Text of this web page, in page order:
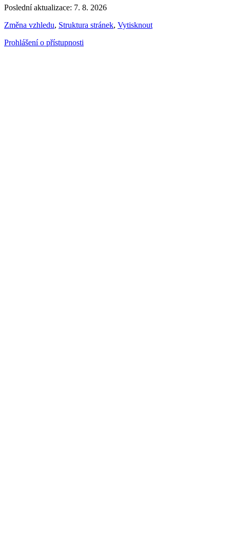
Poslední aktualizace: 7. 8. 2026
Změna vzhledu, Struktura stránek, Vytisknout
Prohlášení o přístupnosti